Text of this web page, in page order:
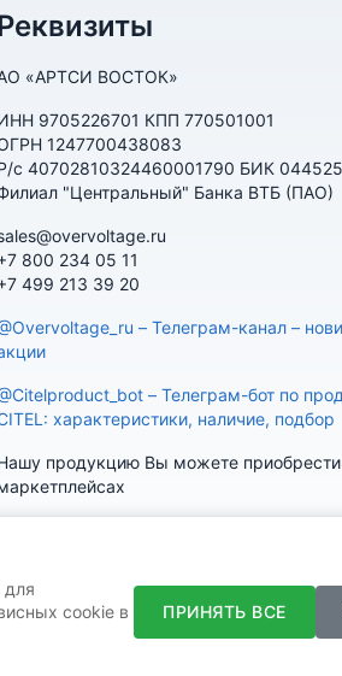
«АРТСИ ВОСТОК»
9705226701 КПП 770501001
1247700438083
с 40702810324460001790 БИК
"Центральный" Банка ВТБ (ПАО)
800 234 05 11
499 213 39 20
– Телеграм-канал –
– Телеграм-бот по
характеристики, наличие, подбор
продукцию Вы можете приобрести
для
cookie в
ПРИНЯТЬ ВСЕ